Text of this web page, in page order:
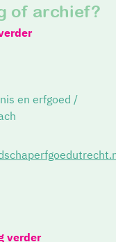
of archief?
en erfgoed /
verder